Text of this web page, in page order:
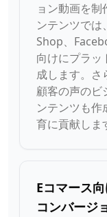
ョン動画を
ンテンツで
Shop、
向けにプラッ
成します。さ
顧客の声のビ
ンテンツも作
育に貢献しま
Eコマース
コンバージ